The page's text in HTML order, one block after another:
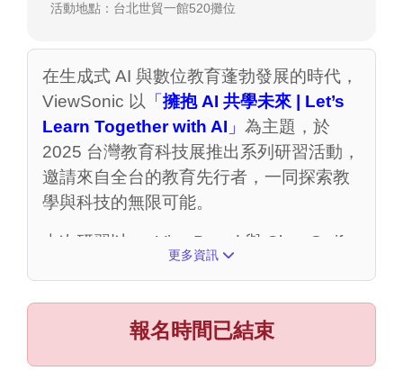
活動地點：台北世貿一館520攤位
在生成式 AI 與數位教育蓬勃發展的時代，
ViewSonic 以 「擁抱 AI 共學未來 | Let’s
Learn Together with AI 」 為主題，於
2025 台灣教育科技展推出系列研習活動，
邀請來自全台的教育先行者，一同探索教
學與科技的無限可能。
本次研習以 myViewBoard 與 ClassSwift
為核心教學平台，結合 AI 應用、SEL 社會
題，設計出貼近現場需求的教學實例。現
場講師將以第一線實務經驗，分享如何運
用 AI 輔助教材設計、課堂互動與學習追
更多資訊
報名時間已結束